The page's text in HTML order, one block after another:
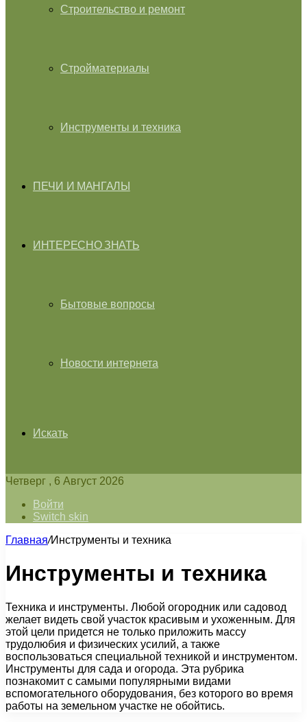
Строительство и ремонт
Стройматериалы
Инструменты и техника
ПЕЧИ И МАНГАЛЫ
ИНТЕРЕСНО ЗНАТЬ
Бытовые вопросы
Новости интернета
Искать
Четверг , 6 Август 2026
Войти
Switch skin
Главная/Инструменты и техника
Инструменты и техника
Техника и инструменты. Любой огородник или садовод
желает видеть свой участок красивым и ухоженным. Для
этой цели придется не только приложить массу
трудолюбия и физических усилий, а также
воспользоваться специальной техникой и инструментом.
Инструменты для сада и огорода. Эта рубрика
познакомит с самыми популярными видами
вспомогательного оборудования, без которого во время
работы на земельном участке не обойтись.